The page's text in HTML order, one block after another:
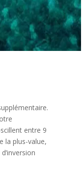
entre 9
la plus-value,